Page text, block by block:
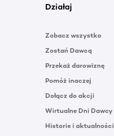
Działaj
Zobacz wszystko
Zostań Dawcą
Przekaż darowiznę
Pomóż inaczej
Dołącz do akcji
Wirtualne Dni Dawcy
Historie i aktualności